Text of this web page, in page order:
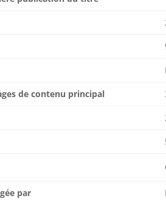
de contenu principal
par